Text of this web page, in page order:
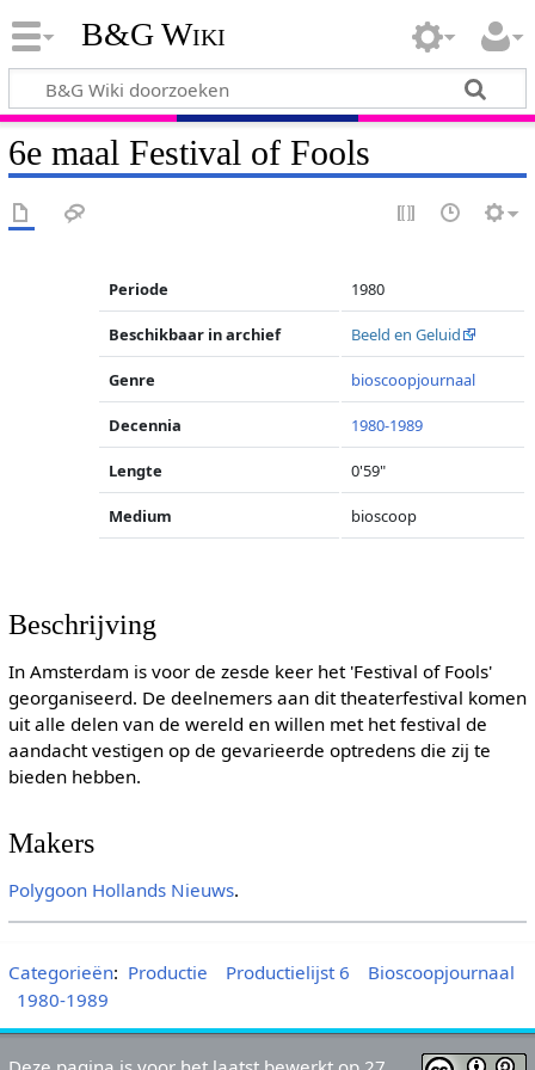
B&G Wiki
6e maal Festival of Fools
Periode 1980
Beschikbaar in archief Beeld en Geluid
Genre bioscoopjournaal
Decennia 1980-1989
Lengte 0'59"
Medium bioscoop
Beschrijving
In Amsterdam is voor de zesde keer het 'Festival of Fools'
georganiseerd. De deelnemers aan dit theaterfestival komen
uit alle delen van de wereld en willen met het festival de
aandacht vestigen op de gevarieerde optredens die zij te
bieden hebben.
Makers
Polygoon Hollands Nieuws.
Categorieën: Productie Productielijst 6
Bioscoopjournaal
1980-1989